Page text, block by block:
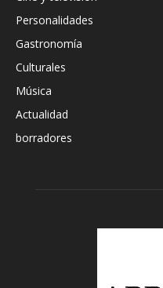
Personalidades
Gastronomía
Culturales
Música
Actualidad
borradores